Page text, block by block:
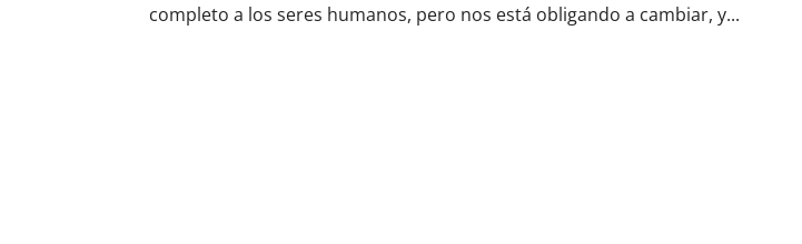
completo a los seres humanos, pero nos está obligando a cambiar, y...